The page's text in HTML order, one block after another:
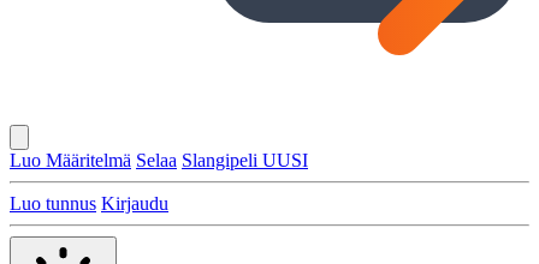
Luo Määritelmä Selaa Slangipeli UUSI
Luo tunnus Kirjaudu